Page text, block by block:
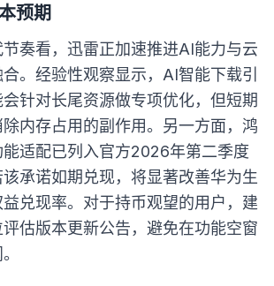
预期
奏看，迅雷正加速推进AI能力与云
。经验性观察显示，AI智能下载引
针对长尾资源做专项优化，但短期
内存占用的副作用。另一方面，鸿
适配已列入官方2026年第二季度
承诺如期兑现，将显著改善华为生
兑现率。对于持币观望的用户，建
估版本更新公告，避免在功能空窗